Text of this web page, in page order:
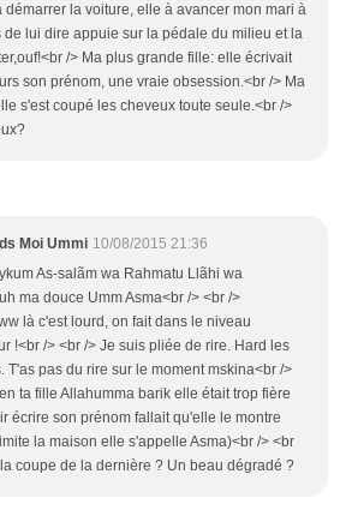
démarrer la voiture, elle à avancer mon mari à
de lui dire appuie sur la pédale du milieu et la
/> Ma plus grande fille: elle écrivait
son prénom, une vraie obsession.<br /> Ma
s'est coupé les cheveux toute seule.<br />
Moi Ummi 10/08/2015 21:36
As-salãm wa Rahmatu Llãhi wa
ma douce Umm Asma<br /> <br />
là c'est lourd, on fait dans le niveau
!<br /> <br /> Je suis pliée de rire. Hard les
T'as pas du rire sur le moment mskina<br />
ta fille Allahumma barik elle était trop fière
écrire son prénom fallait qu'elle le montre
la maison elle s'appelle Asma)<br /> <br
coupe de la dernière ? Un beau dégradé ?